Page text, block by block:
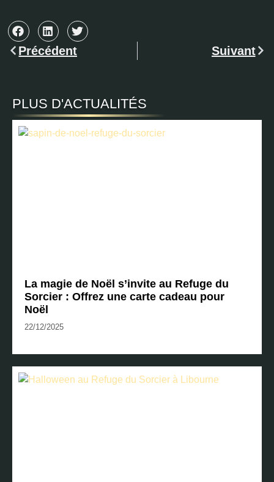
Précédent Suivant
PLUS D'ACTUALITÉS
La magie de Noël s’invite au Refuge du
Sorcier : Offrez une carte cadeau pour
Noël
22/12/2025